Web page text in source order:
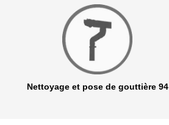
Nettoyage et pose de gouttière 94